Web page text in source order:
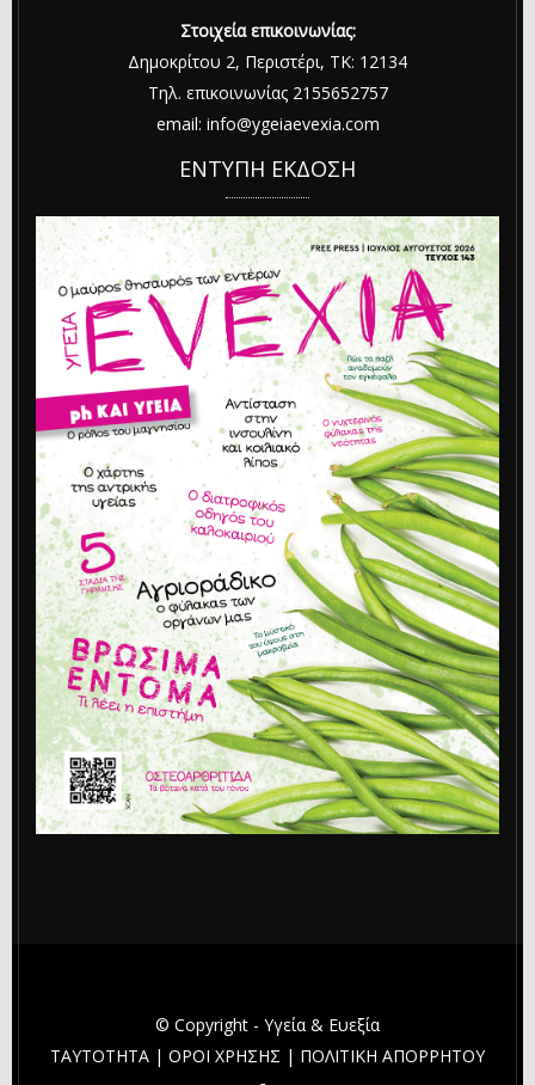
Στοιχεία επικοινωνίας:
Δημοκρίτου 2, Περιστέρι, ΤΚ: 12134
Τηλ. επικοινωνίας 2155652757
email: info@ygeiaevexia.com
ΕΝΤΥΠΗ ΕΚΔΟΣΗ
© Copyright - Υγεία & Ευεξία
ΤΑΥΤΟΤΗΤΑ | ΟΡΟΙ ΧΡΗΣΗΣ | ΠΟΛΙΤΙΚΗ ΑΠΟΡΡΗΤΟΥ